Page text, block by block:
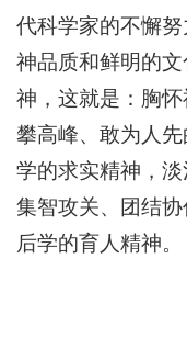
代科学家的不懈
神品质和鲜明的
神，这就是：胸
攀高峰、敢为人
学的求实精神，
集智攻关、团结
后学的育人精神。